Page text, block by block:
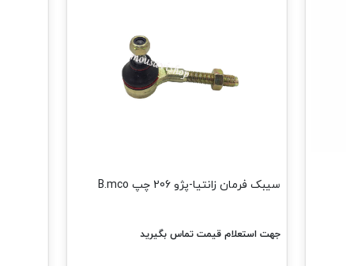
سیبک فرمان زانتیا-پژو 206 چپ B.mco
جهت استعلام قیمت تماس بگیرید